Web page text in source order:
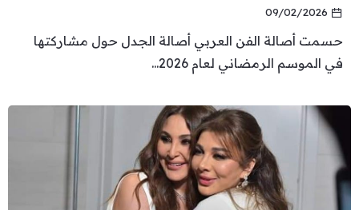
09/02/2026
حسمت أصالة الفن العربي أصالة الجدل حول مشاركتها
في الموسم الرمضاني لعام 2026...